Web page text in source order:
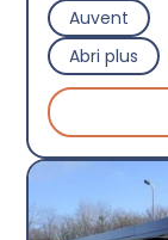
Auvent
Abri plus